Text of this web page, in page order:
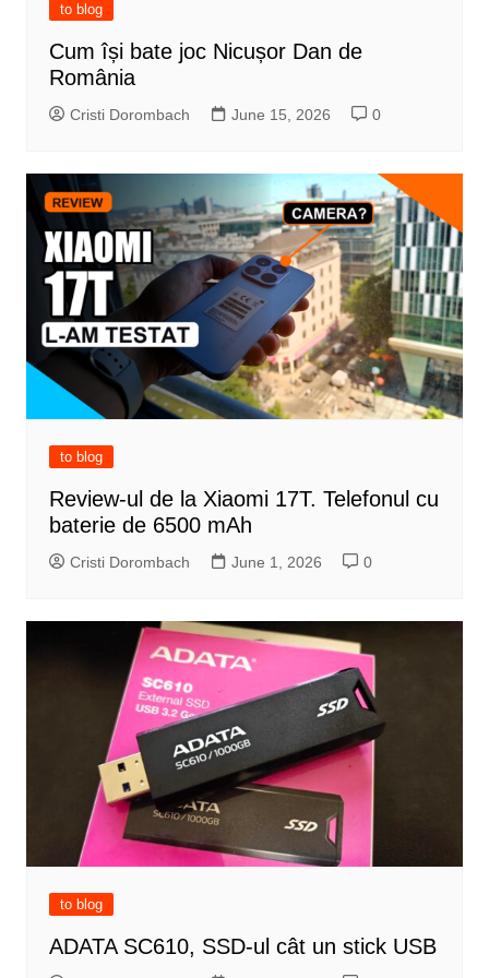
to blog
Cum își bate joc Nicușor Dan de
România
Cristi Dorombach June 15, 2026 0
to blog
Review-ul de la Xiaomi 17T. Telefonul cu
baterie de 6500 mAh
Cristi Dorombach June 1, 2026 0
to blog
ADATA SC610, SSD-ul cât un stick USB